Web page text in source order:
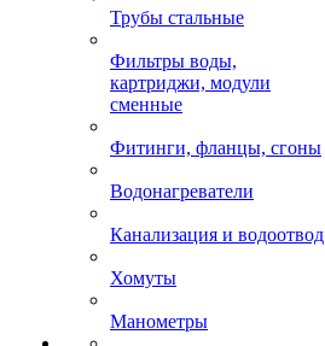
Трубы стальные
Фильтры воды,
картриджи, модули
сменные
Фитинги, фланцы, сгоны
Водонагреватели
Канализация и водоотвод
Хомуты
Манометры